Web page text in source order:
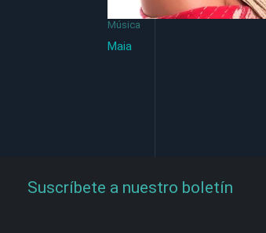
Música
Maia
Suscríbete a nuestro boletín